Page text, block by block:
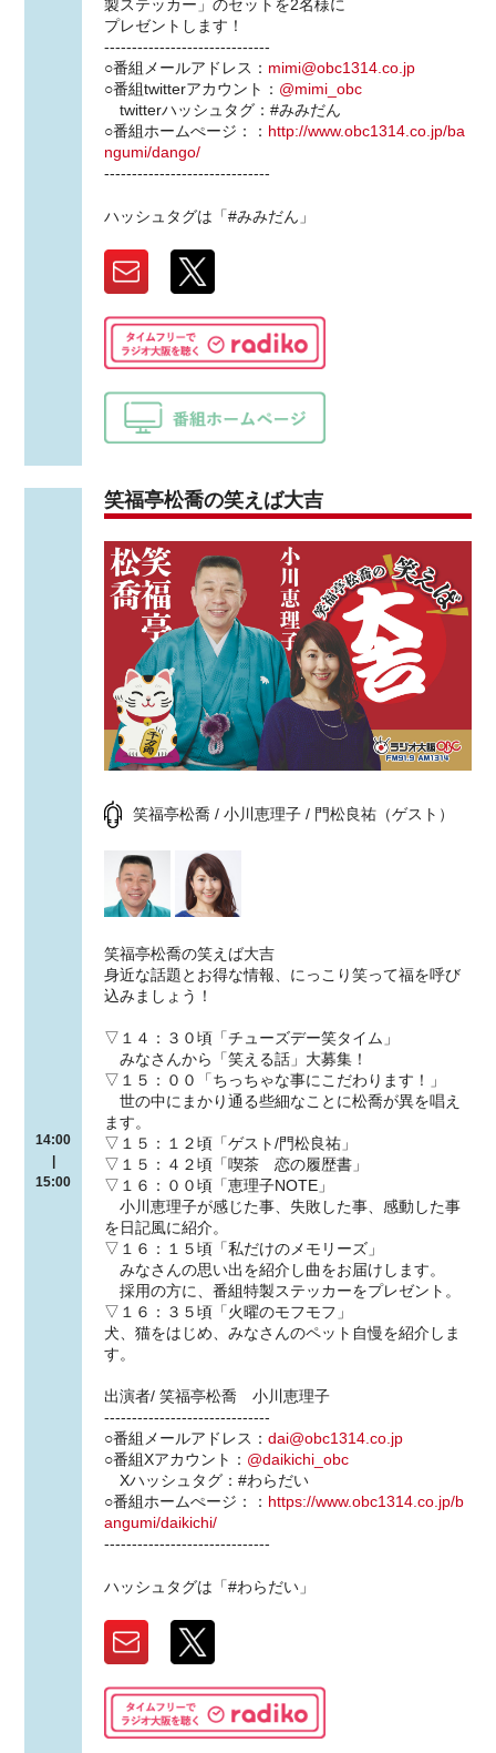
製ステッカー」のセットを2名様に
プレゼントします！
------------------------------
○番組メールアドレス： mimi@obc1314.co.jp
○番組twitterアカウント： @mimi_obc
twitterハッシュタグ：#みみだん
○番組ホームぺージ：： http://www.obc1314.co.jp/ba
ngumi/dango/
------------------------------
ハッシュタグは「#みみだん」
14:00
15:00
笑福亭松喬の笑えば大吉
笑福亭松喬 / 小川恵理子 / 門松良祐（ゲスト）
笑福亭松喬の笑えば大吉
身近な話題とお得な情報、にっこり笑って福を呼び
込みましょう！
▽１４：３０頃「チューズデー笑タイム」
みなさんから「笑える話」大募集！
▽１５：００「ちっちゃな事にこだわります！」
世の中にまかり通る些細なことに松喬が異を唱え
ます。
▽１５：１２頃「ゲスト/門松良祐」
▽１５：４２頃「喫茶 恋の履歴書」
▽１６：００頃「恵理子NOTE」
小川恵理子が感じた事、失敗した事、感動した事
を日記風に紹介。
▽１６：１５頃「私だけのメモリーズ」
みなさんの思い出を紹介し曲をお届けします。
採用の方に、番組特製ステッカーをプレゼント。
▽１６：３５頃「火曜のモフモフ」
犬、猫をはじめ、みなさんのペット自慢を紹介しま
す。
出演者/ 笑福亭松喬 小川恵理子
------------------------------
○番組メールアドレス：dai@obc1314.co.jp
○番組Xアカウント： @daikichi_obc
Xハッシュタグ：#わらだい
○番組ホームぺージ：： https://www.obc1314.co.jp/b
angumi/daikichi/
------------------------------
ハッシュタグは「#わらだい」